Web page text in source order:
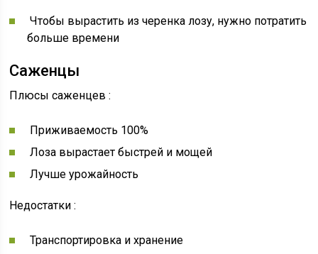
Чтобы вырастить из черенка лозу, нужно потратить
больше времени
Саженцы
Плюсы саженцев :
Приживаемость 100%
Лоза вырастает быстрей и мощей
Лучше урожайность
Недостатки :
Транспортировка и хранение